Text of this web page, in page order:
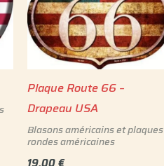
Plaque Route 66 –
Drapeau USA
Blasons américains et plaques
rondes américaines